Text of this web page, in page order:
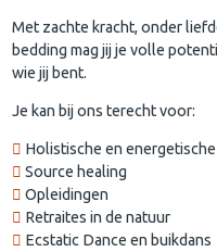
Met zachte kracht, onder
bedding mag jij je volle
wie jij bent.
Je kan bij ons terecht voor:
Holistische en
Source healing
Opleidingen
Retraites in de natuur
Ecstatic Dance en buikdans